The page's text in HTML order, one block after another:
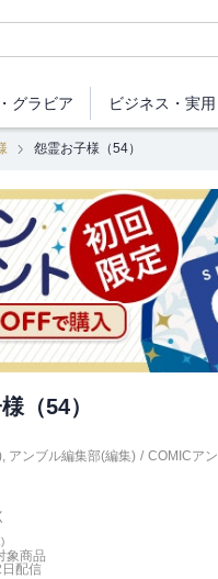
グラビア ビジネス ・実用
怨霊お子様（54）
（54）
, アンブル編集部(編集) / COMICアン
象商品
配信